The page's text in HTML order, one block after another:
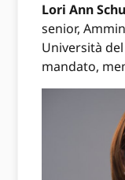
Lori Ann
senior,
Università
mandato,